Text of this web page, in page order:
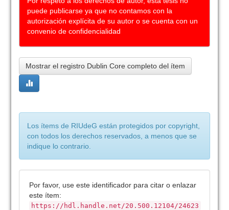
puede publicarse ya que no contamos con la
autorización explícita de su autor o se cuenta con un
convenio de confidencialidad
Mostrar el registro Dublin Core completo del ítem
Los ítems de RIUdeG están protegidos por copyright,
con todos los derechos reservados, a menos que se
indique lo contrario.
Por favor, use este identificador para citar o enlazar
este ítem:
https://hdl.handle.net/20.500.12104/24623